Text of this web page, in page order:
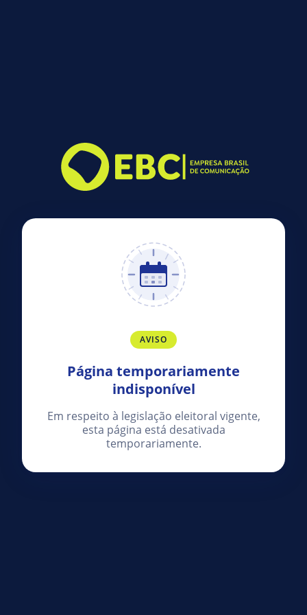
AVISO
Página temporariamente
indisponível
Em respeito à legislação eleitoral vigente,
esta página está desativada
temporariamente.